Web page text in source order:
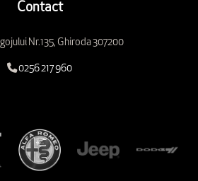
Contact
Nr.135, Ghiroda 307200
0256 217 960